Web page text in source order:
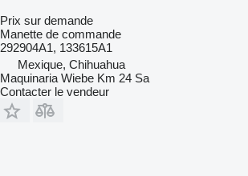
Prix sur demande
Manette de commande
292904A1, 133615A1
Mexique, Chihuahua
Maquinaria Wiebe Km 24 Sa
Contacter le vendeur